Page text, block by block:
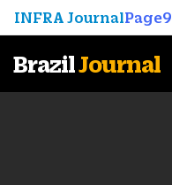
INFRA JournalPage9
BrazilJournal